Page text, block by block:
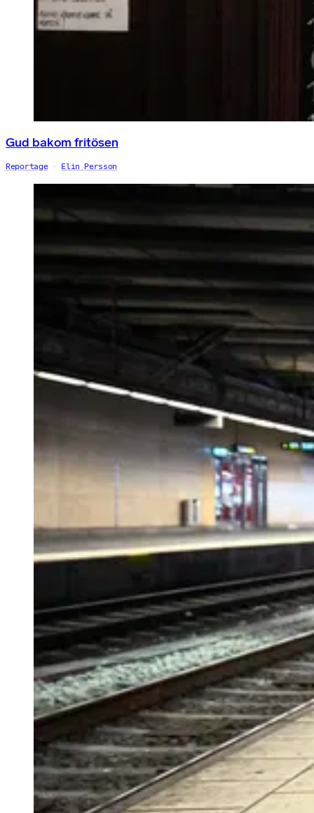
Gud bakom fritösen
Reportage Elin Persson